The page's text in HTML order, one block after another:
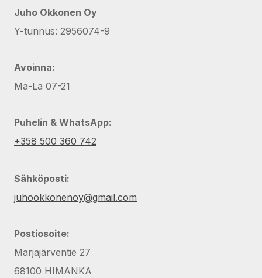
Juho Okkonen Oy
Y-tunnus: 2956074-9
Avoinna:
Ma-La 07-21
Puhelin & WhatsApp:
+358 500 360 742
Sähköposti:
juhookkonenoy@gmail.com
Postiosoite:
Marjajärventie 27
68100 HIMANKA